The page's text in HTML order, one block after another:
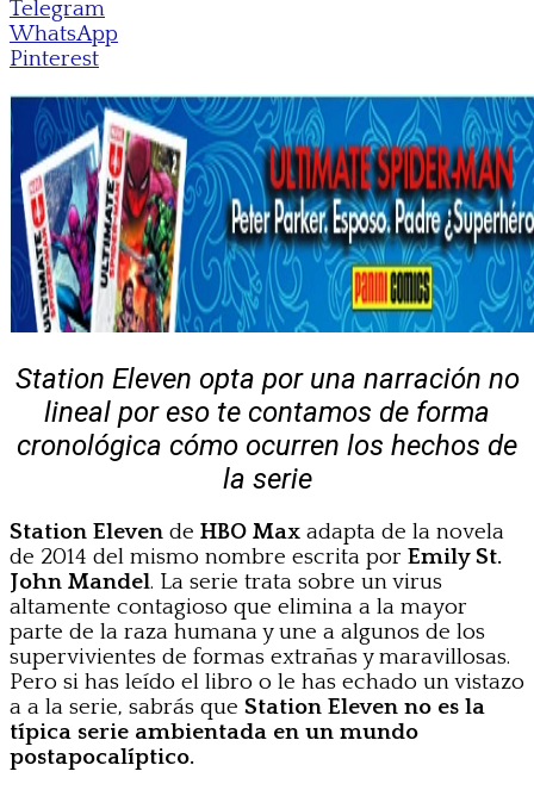
Telegram
WhatsApp
Pinterest
Station Eleven opta por una narración no
lineal por eso te contamos de forma
cronológica cómo ocurren los hechos de
la serie
Station Eleven de HBO Max adapta de la novela
de 2014 del mismo nombre escrita por Emily St.
John Mandel. La serie trata sobre un virus
altamente contagioso que elimina a la mayor
parte de la raza humana y une a algunos de los
supervivientes de formas extrañas y maravillosas.
Pero si has leído el libro o le has echado un vistazo
a a la serie, sabrás que Station Eleven no es la
típica serie ambientada en un mundo
postapocalíptico.